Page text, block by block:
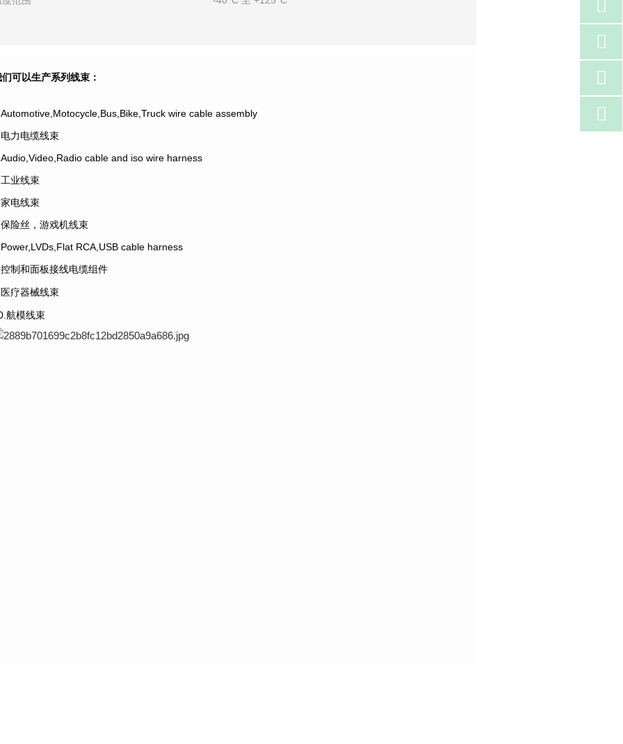
可以生产系列线束：
wire cable assembly
力电缆线束
cable and iso wire harness
业线束
电线束
险丝，游戏机线束
RCA,USB cable harness
制和面板接线电缆组件
疗器械线束
航模线束



